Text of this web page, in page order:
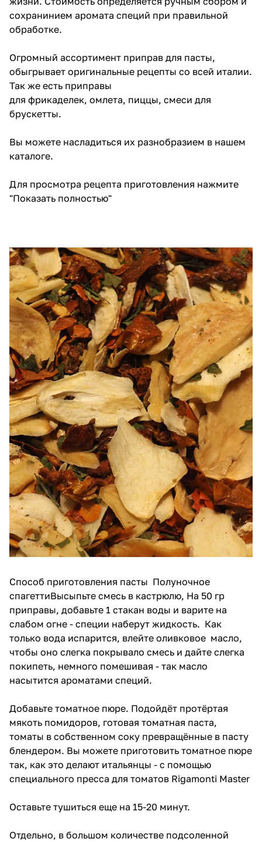
сохранинием аромата специй при правильной
обработке.
Огромный ассортимент приправ для пасты,
обыгрывает оригинальные рецепты со всей италии.
Так же есть приправы
для фрикаделек, омлета, пиццы, смеси для
брускетты.
Вы можете насладиться их разнобразием в нашем
каталоге.
Для просмотра рецепта приготовления нажмите
"Показать полностью"
Способ приготовления пасты Полуночное
спагеттиВысыпьте смесь в кастрюлю, На 50 гр
приправы, добавьте 1 стакан воды и варите на
слабом огне - специи наберут жидкость. Как
только вода испарится, влейте оливковое масло,
чтобы оно слегка покрывало смесь и дайте слегка
покипеть, немного помешивая - так масло
насытится ароматами специй.
Добавьте томатное пюре. Подойдёт протёртая
мякоть помидоров, готовая томатная паста,
томаты в собственном соку превращённые в пасту
блендером. Вы можете приготовить томатное пюре
так, как это делают итальянцы - с помощью
специального пресса для томатов Rigamonti Master
Оставьте тушиться еще на 15-20 минут.
Отдельно, в большом количестве подсоленной